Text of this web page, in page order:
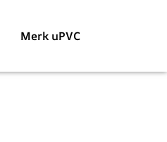
Merk uPVC